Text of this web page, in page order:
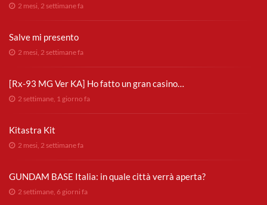
2 mesi, 2 settimane fa
Salve mi presento
2 mesi, 2 settimane fa
[Rx-93 MG Ver KA] Ho fatto un gran casino…
2 settimane, 1 giorno fa
Kitastra Kit
2 mesi, 2 settimane fa
GUNDAM BASE Italia: in quale città verrà aperta?
2 settimane, 6 giorni fa